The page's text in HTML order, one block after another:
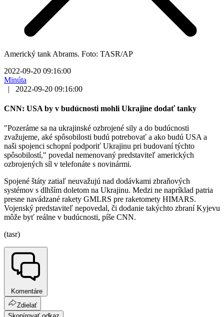
Americký tank Abrams. Foto: TASR/AP
2022-09-20 09:16:00
Minúta
|
2022-09-20 09:16:00
CNN: USA by v budúcnosti mohli Ukrajine dodať tanky
"Pozeráme sa na ukrajinské ozbrojené sily a do budúcnosti
zvažujeme, aké spôsobilosti budú potrebovať a ako budú USA a
naši spojenci schopní podporiť Ukrajinu pri budovaní týchto
spôsobilostí," povedal nemenovaný predstaviteľ amerických
ozbrojených síl v telefonáte s novinármi.
Spojené štáty zatiaľ neuvažujú nad dodávkami zbraňových
systémov s dlhším doletom na Ukrajinu. Medzi ne napríklad patria
presne navádzané rakety GMLRS pre raketomety HIMARS.
Vojenský predstaviteľ nepovedal, či dodanie takýchto zbraní Kyjevu
môže byť reálne v budúcnosti, píše CNN.
(tasr)
Komentáre
Zdielať